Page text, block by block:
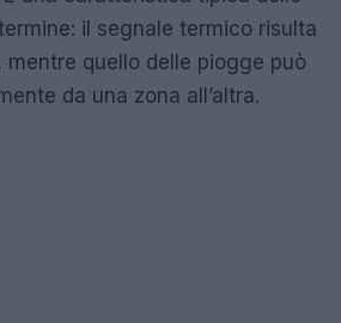
il segnale termico risulta
mentre quello delle piogge può
da una zona all’altra.